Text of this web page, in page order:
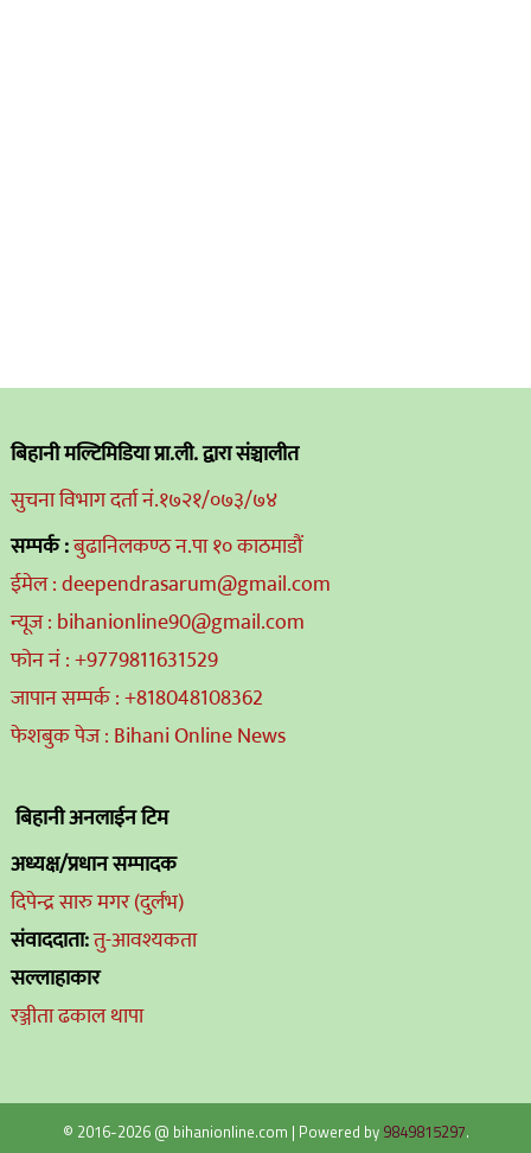
बिहानी मल्टिमिडिया प्रा.ली. द्वारा संञ्चालीत
सुचना विभाग दर्ता नं.१७२१/०७३/७४
सम्पर्क :बुढानिलकण्ठ न.पा १० काठमाडौं
ईमेल : deependrasarum@gmail.com
न्यूज : bihanionline90@gmail.com
फोन नं : +9779811631529
जापान सम्पर्क : +818048108362
फेशबुक पेज : Bihani Online News
बिहानी अनलाईन टिम
अध्यक्ष/प्रधान सम्पादक
दिपेन्द्र सारु मगर (दुर्लभ)
संवाददाता:तु-आवश्यकता
सल्लाहाकार
रञ्जीता ढकाल थापा
© 2016-2026 @ bihanionline.com | Powered by 9849815297.